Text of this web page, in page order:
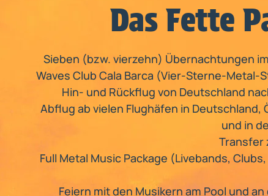
Das Fette
Sieben (bzw. vierzehn) Übernachtungen
Waves Club Cala Barca (Vier-Sterne-Metal-
Hin- und Rückflug von Deutschland
Abflug ab vielen Flughäfen in Deutschland,
und in
Transfer
Full Metal Music Package (Livebands,
Feiern mit den Musikern am Pool und